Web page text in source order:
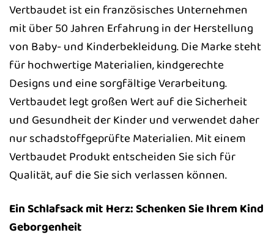
Vertbaudet ist ein französisches Unternehmen
mit über 50 Jahren Erfahrung in der Herstellung
von Baby- und Kinderbekleidung. Die Marke steht
für hochwertige Materialien, kindgerechte
Designs und eine sorgfältige Verarbeitung.
Vertbaudet legt großen Wert auf die Sicherheit
und Gesundheit der Kinder und verwendet daher
nur schadstoffgeprüfte Materialien. Mit einem
Vertbaudet Produkt entscheiden Sie sich für
Qualität, auf die Sie sich verlassen können.
Ein Schlafsack mit Herz: Schenken Sie Ihrem Kind
Geborgenheit